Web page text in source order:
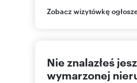
PL
Zobacz wizytówkę
Nie znalazłeś
wymarzonej